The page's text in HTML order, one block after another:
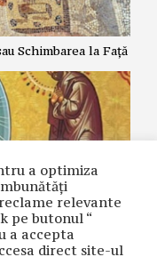
Schimbarea la Față
a optimiza
relevante
pe butonul “
a accepta
direct site-ul